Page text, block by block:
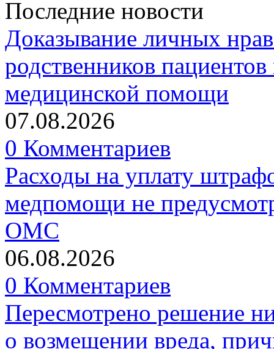
Последние новости
Доказывание личных
родственников
медицинской помощи
07.08.2026
0 Комментариев
Расходы на уплату
медпомощи не
ОМС
06.08.2026
0 Комментариев
Пересмотрено решение
о возмещении вреда,